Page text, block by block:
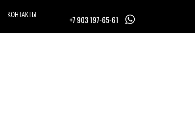
КОНТАКТЫ +7 903 197-65-61